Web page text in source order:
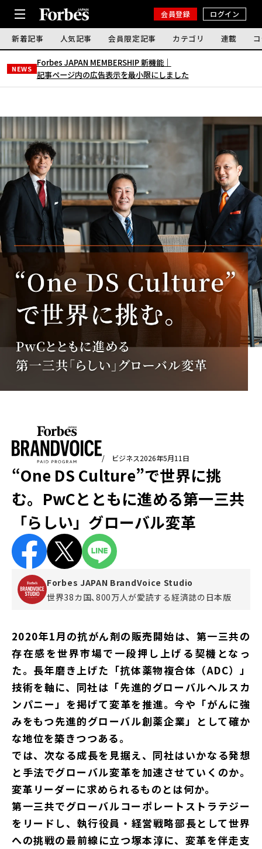
会員登録 ログイン
新着記事 人気記事 会員限定記事 カテゴリ 連載
NEWS
Forbes JAPAN MEMBERSHIP 新機能｜
記事ページ内の広告表示を最小限にしました
/ ビジネス2026年5月11日
“One DS Culture”で世界に挑
む。PwCとともに進める第一三共
「らしい」グローバル変革
Forbes JAPAN BrandVoice Studio
世界38カ国､800万人が愛読する 経済誌の日本版
2020年1月の抗がん剤の販売開始は、第一三共の
存在感を世界市場で一段押し上げる契機となっ
た。長年磨き上げた「抗体薬物複合体（ADC）」
技術を軸に、同社は「先進的グローバルヘルスカ
ンパニー」を掲げて変革を推進。今や「がんに強
みをもつ先進的グローバル創薬企業」として確か
な地位を築きつつある。
では、次なる成長を見据え、同社はいかなる発想
と手法でグローバル変革を加速させていくのか。
変革リーダーに求められるものとは何か。
第一三共でグローバルコーポレートストラテジー
をリードし、執行役員・経営戦略部長として世界
への挑戦の最前線に立つ塚本淳に、変革を伴走支